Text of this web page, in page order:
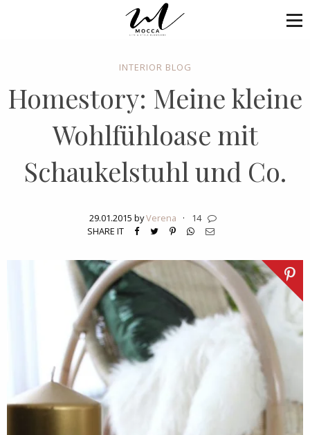
INTERIOR BLOG
Homestory: Meine kleine
Wohlfühloase mit
Schaukelstuhl und Co.
29.01.2015 byVerena ·
14
SHARE IT